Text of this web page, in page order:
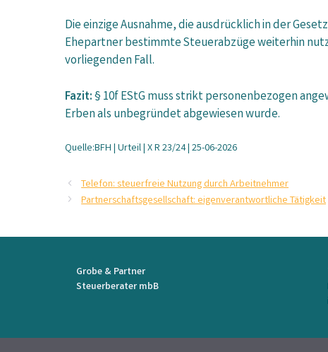
Die einzige Ausnahme, die ausdrücklich in der
Ehepartner bestimmte Steuerabzüge weiterhin
vorliegenden Fall.
Fazit:§ 10f EStG muss strikt personenbezogen
Erben als unbegründet abgewiesen wurde.
Quelle:BFH | Urteil | X R 23/24 | 25-06-2026
Telefon: steuerfreie Nutzung durch Arbeitnehmer
Partnerschaftsgesellschaft: eigenverantwortliche Tätigkeit
Grobe & Partner
Steuerberater mbB